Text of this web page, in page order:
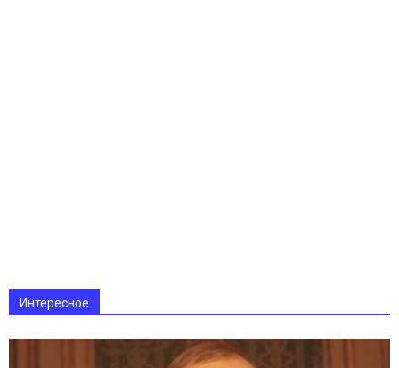
Интересное